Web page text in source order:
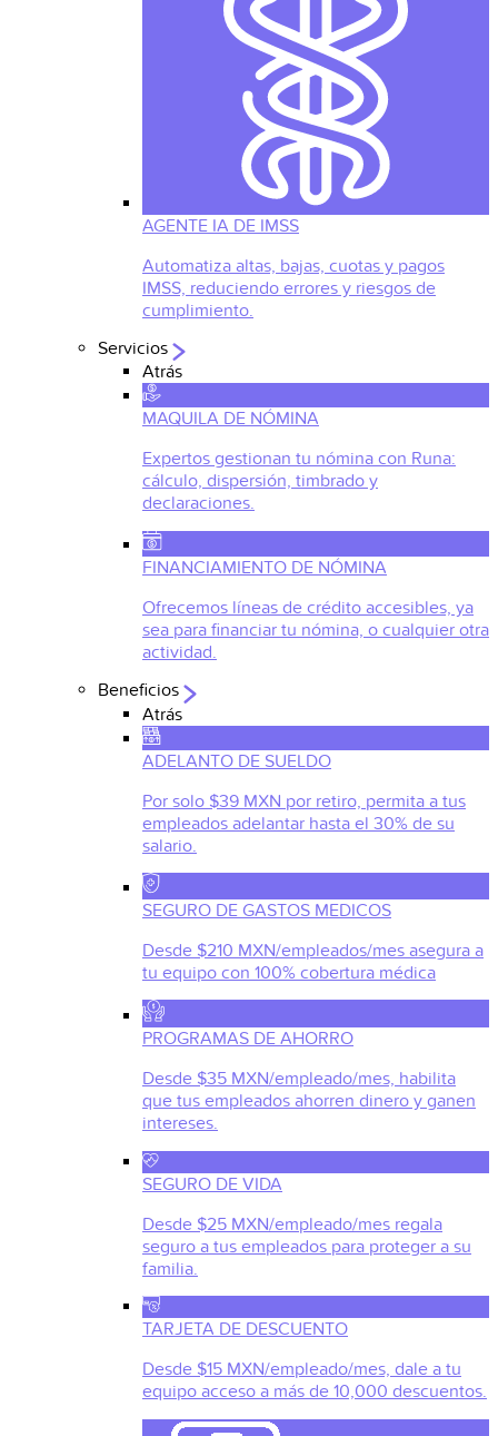
AGENTE IA DE IMSS
Automatiza altas, bajas, cuotas y pagos
IMSS, reduciendo errores y riesgos de
cumplimiento.
Servicios
Atrás
MAQUILA DE NÓMINA
Expertos gestionan tu nómina con Runa:
cálculo, dispersión, timbrado y
declaraciones.
FINANCIAMIENTO DE NÓMINA
Ofrecemos líneas de crédito accesibles, ya
sea para financiar tu nómina, o cualquier otra
actividad.
Beneficios
Atrás
ADELANTO DE SUELDO
Por solo $39 MXN por retiro, permita a tus
empleados adelantar hasta el 30% de su
salario.
SEGURO DE GASTOS MEDICOS
Desde $210 MXN/empleados/mes asegura a
tu equipo con 100% cobertura médica
PROGRAMAS DE AHORRO
Desde $35 MXN/empleado/mes, habilita
que tus empleados ahorren dinero y ganen
intereses.
SEGURO DE VIDA
Desde $25 MXN/empleado/mes regala
seguro a tus empleados para proteger a su
familia.
TARJETA DE DESCUENTO
Desde $15 MXN/empleado/mes, dale a tu
equipo acceso a más de 10,000 descuentos.